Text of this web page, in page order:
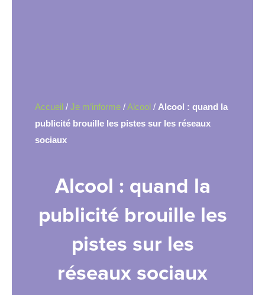
Accueil/ Je m’informe/Alcool/ Alcool : quand la
publicité brouille les pistes sur les réseaux
sociaux
Alcool : quand la
publicité brouille les
pistes sur les
réseaux sociaux